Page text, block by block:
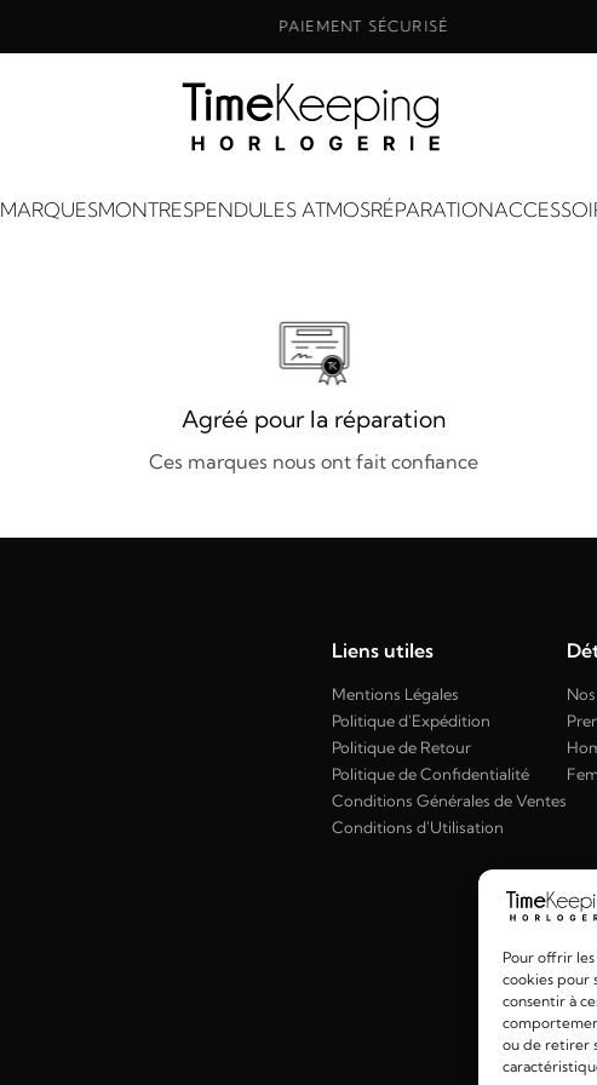
Pour offrir
cookies pour
consentir à
ou de retirer
PAIEMENT SÉCURISÉ
MARQUESMONTRESPENDULES ATMOSRÉPARATION
Agréé pour la réparation
Ces marques nous ont fait confiance
Liens utiles
Mentions Légales
Politique d'Expédition
Politique de Retour
Politique de Confidentialité
Conditions Générales de Ventes
Conditions d'Utilisation